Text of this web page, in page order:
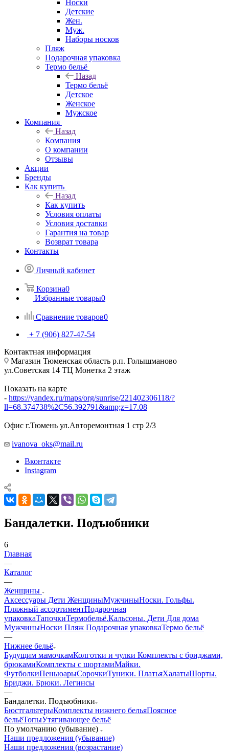
Носки
Детские
Жен.
Муж.
Наборы носков
Пляж
Подарочная упаковка
Термо бельё
Назад
Термо бельё
Детское
Женское
Мужское
Компания
Назад
Компания
О компании
Отзывы
Акции
Бренды
Как купить
Назад
Как купить
Условия оплаты
Условия доставки
Гарантия на товар
Возврат товара
Контакты
Личный кабинет
Корзина0
Избранные товары0
Сравнение товаров0
+ 7 (906) 827-47-54
Контактная информация
Магазин Тюменская область р.п. Голышманово
ул.Советская 14 ТЦ Монетка 2 этаж
Показать на карте
- https://yandex.ru/maps/org/sunrise/221402306118/?
ll=68.374738%2C56.392791&amp;z=17.08
Офис г.Тюмень ул.Авторемонтная 1 стр 2/3
ivanova_oks@mail.ru
Вконтакте
Instagram
Бандалетки. Подъюбники
6
Главная
—
Каталог
—
Женщины
Аксессуары Дети ЖенщиныМужчиныНоски. Гольфы.
Пляжный ассортиментПодарочная
упаковкаТапочкиТермобельё.Кальсоны. Дети Для дома
МужчиныНоски Пляж Подарочная упаковкаТермо бельё
—
Нижнее бельё
Будущим мамочкамКолготки и чулки Комплекты с бриджами,
брюкамиКомплекты с шортамиМайки.
ФутболкиПеньюарыСорочкиТуники. ПлатьяХалатыШорты.
Бриджи. Брюки. Легинсы
—
Бандалетки. Подъюбники
БюстгальтерыКомплекты нижнего бельяПоясное
бельёТопыУтягивающее бельё
По умолчанию (убывание)
Наши предложения (убывание)
Наши предложения (возрастание)